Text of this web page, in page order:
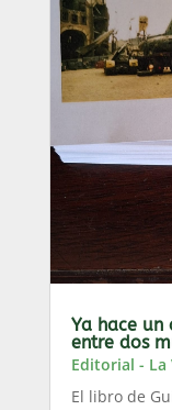
Ya hace un
entre dos
Editorial - La
El libro de